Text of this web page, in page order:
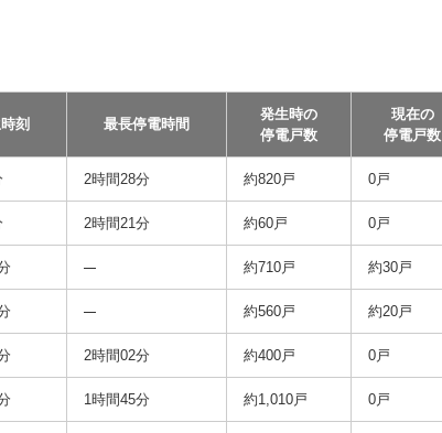
刻 最長停電時間
発生時の
停電戸数
現在の
停電戸数
2時間28分 約820戸 0戸
2時間21分 約60戸 0戸
約710戸 約30戸
約560戸 約20戸
2時間02分 約400戸 0戸
1時間45分 約1,010戸 0戸